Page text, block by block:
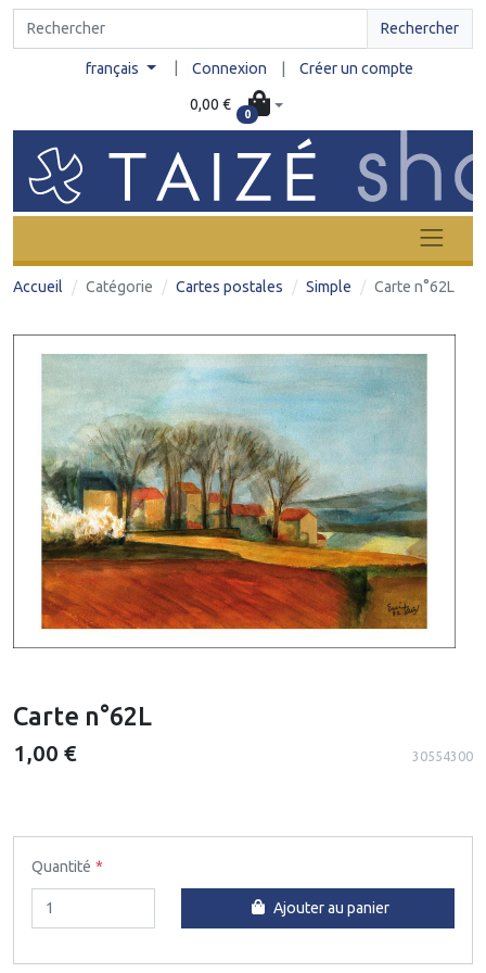
Rechercher
français Connexion Créer un compte
0,00 €
0
Accueil Catégorie Cartes postales Simple Carte n°62L
Carte n°62L
1,00 € 30554300
Quantité
Ajouter au panier